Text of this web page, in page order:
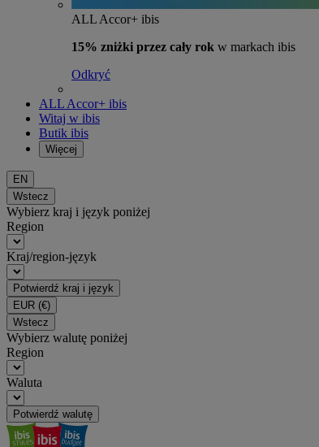
ALL Accor+ ibis
15% zniżki przez cały rok w markach ibis
Odkryć
ALL Accor+ ibis
Witaj w ibis
Butik ibis
Więcej
EN
Wstecz
Wybierz kraj i język poniżej
Region
Kraj/region-język
Potwierdź kraj i język
EUR (€)
Wstecz
Wybierz walutę poniżej
Region
Waluta
Potwierdź walutę